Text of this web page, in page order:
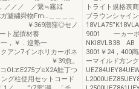
／繋≒霧㌶
舜物Fm…＿＿＿＿
一 ￥369潮窪◎セノ
ト屋撰材養
．巡塾一
アン7インホリカーボネ
㈱ ￥39愈。
OlヱE275プεX2A鮭丁つ
グ柱使用セットコード
トライト規格
ブラウンシャイ
9001 一ヵ一ポ
NKI8VLB38
3001￥24，400
ーマイルド方ン